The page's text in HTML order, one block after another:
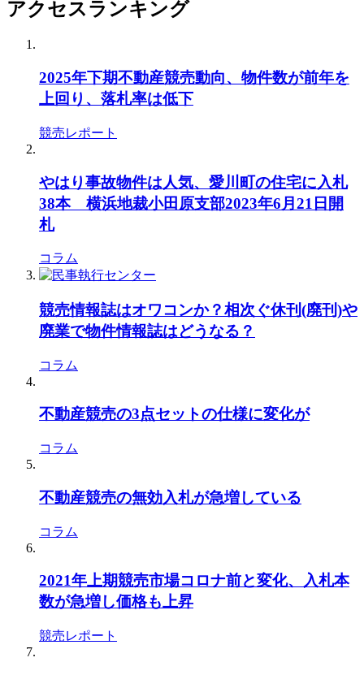
アクセスランキング
2025年下期不動産競売動向、物件数が前年を
上回り、落札率は低下
競売レポート
やはり事故物件は人気、愛川町の住宅に入札
38本 横浜地裁小田原支部2023年6月21日開
札
コラム
競売情報誌はオワコンか？相次ぐ休刊(廃刊)や
廃業で物件情報誌はどうなる？
コラム
不動産競売の3点セットの仕様に変化が
コラム
不動産競売の無効入札が急増している
コラム
2021年上期競売市場コロナ前と変化、入札本
数が急増し価格も上昇
競売レポート